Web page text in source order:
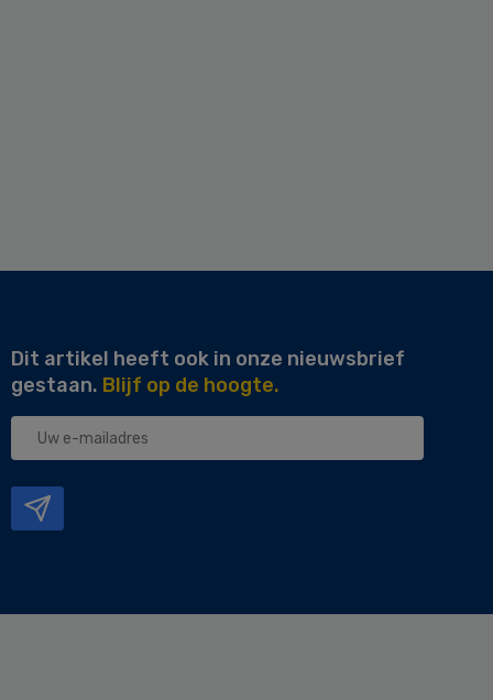
Dit artikel heeft ook in onze nieuwsbrief
gestaan. Blijf op de hoogte.
Uw